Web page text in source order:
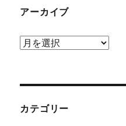
アーカイブ
ア
ブ
カテゴリー